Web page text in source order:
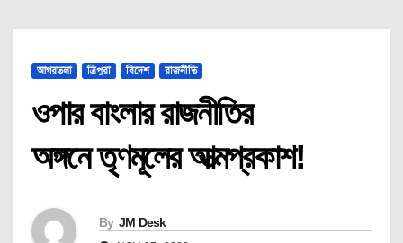
আগরতলা ত্রিপুরা বিদেশ রাজনীতি
ওপার বাংলার রাজনীতির
অঙ্গনে তৃণমূলের আত্মপ্রকাশ!
By JM Desk